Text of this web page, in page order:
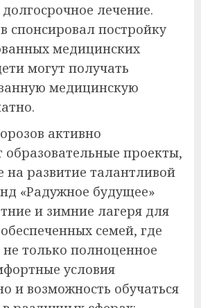
лечение.
спонсировал постройку
медицинских
могут получать
медицинскую
активно
проекты,
на развитие талантливой
«Радужное будущее»
и зимние лагеря для
семей, где
только полноценное
условия
и возможность обучаться